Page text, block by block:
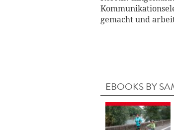
gemacht und
EBOOKS BY